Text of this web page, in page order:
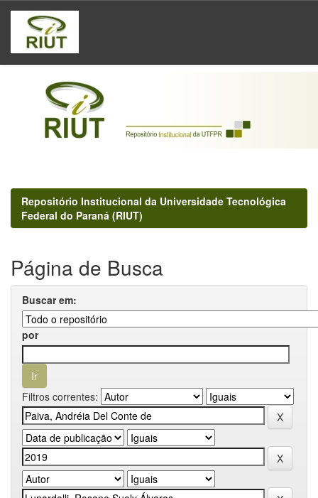
Skip
navigation
Repositório Institucional da Universidade Tecnológica
Federal do Paraná (RIUT)
Página de Busca
Buscar em:
por
Filtros correntes: